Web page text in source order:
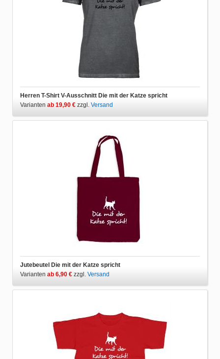
Herren T-Shirt V-Ausschnitt Die mit der Katze spricht
Varianten ab 19,90 € zzgl. Versand
Jutebeutel Die mit der Katze spricht
Varianten ab 6,90 € zzgl. Versand